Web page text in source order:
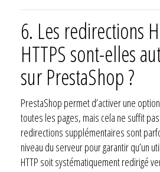
6. Les redirections
HTTPS sont-elles
sur PrestaShop ?
PrestaShop permet d’activer une
toutes les pages, mais cela ne suffit
redirections supplémentaires sont
niveau du serveur pour garantir qu’un
HTTP soit systématiquement redirigé